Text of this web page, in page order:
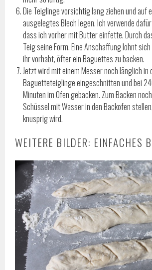
Die Teiglinge vorsichtig lang ziehen und auf
ausgelegtes Blech legen. Ich verwende
dass ich vorher mit Butter einfette. Durch
Teig seine Form. Eine Anschaffung lohnt
ihr vorhabt, öfter ein Baguettes zu backen.
Jetzt wird mit einem Messer noch länglich in
Baguetteteiglinge eingeschnitten und bei
Minuten im Ofen gebacken. Zum Backen
Schüssel mit Wasser in den Backofen
knusprig wird.
WEITERE BILDER: EINFACHES